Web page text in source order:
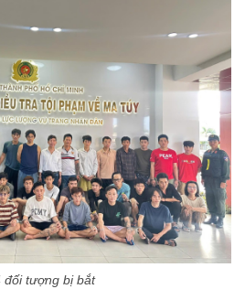
đối tượng bị bắt